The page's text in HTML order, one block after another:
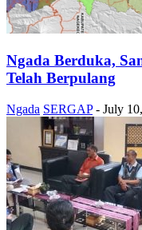
Ngada Berduka,
Telah Berpulang
Ngada SERGAP - July